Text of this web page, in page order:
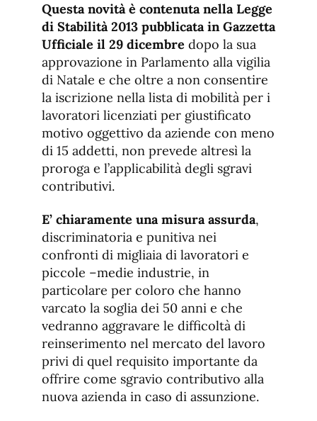
Questa novità è contenuta nella Legge
di Stabilità 2013 pubblicata in Gazzetta
Ufficiale il 29 dicembre dopo la sua
approvazione in Parlamento alla vigilia
di Natale e che oltre a non consentire
la iscrizione nella lista di mobilità per i
lavoratori licenziati per giustificato
motivo oggettivo da aziende con meno
di 15 addetti, non prevede altresì la
proroga e l’applicabilità degli sgravi
contributivi.
E’ chiaramente una misura assurda,
discriminatoria e punitiva nei
confronti di migliaia di lavoratori e
piccole –medie industrie, in
particolare per coloro che hanno
varcato la soglia dei 50 anni e che
vedranno aggravare le difficoltà di
reinserimento nel mercato del lavoro
privi di quel requisito importante da
offrire come sgravio contributivo alla
nuova azienda in caso di assunzione.